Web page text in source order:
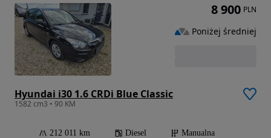
Hyundai i30 1.6 CRDi Blue Classic
1582 cm3 • 90 KM
212 011 km Diesel
Manualna
8 900 PLN
Poniżej średniej